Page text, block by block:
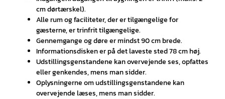
cm dørtærskel).
Alle rum og faciliteter, der er tilgængelige for
gæsterne, er trinfrit tilgængelige.
Gennemgange og døre er mindst 90 cm brede.
Informationsdisken er på det laveste sted 78 cm høj.
Udstillingsgenstandene kan overvejende ses, opfattes
eller genkendes, mens man sidder.
Oplysningerne om udstillingsgenstandene kan
overvejende læses, mens man sidder.